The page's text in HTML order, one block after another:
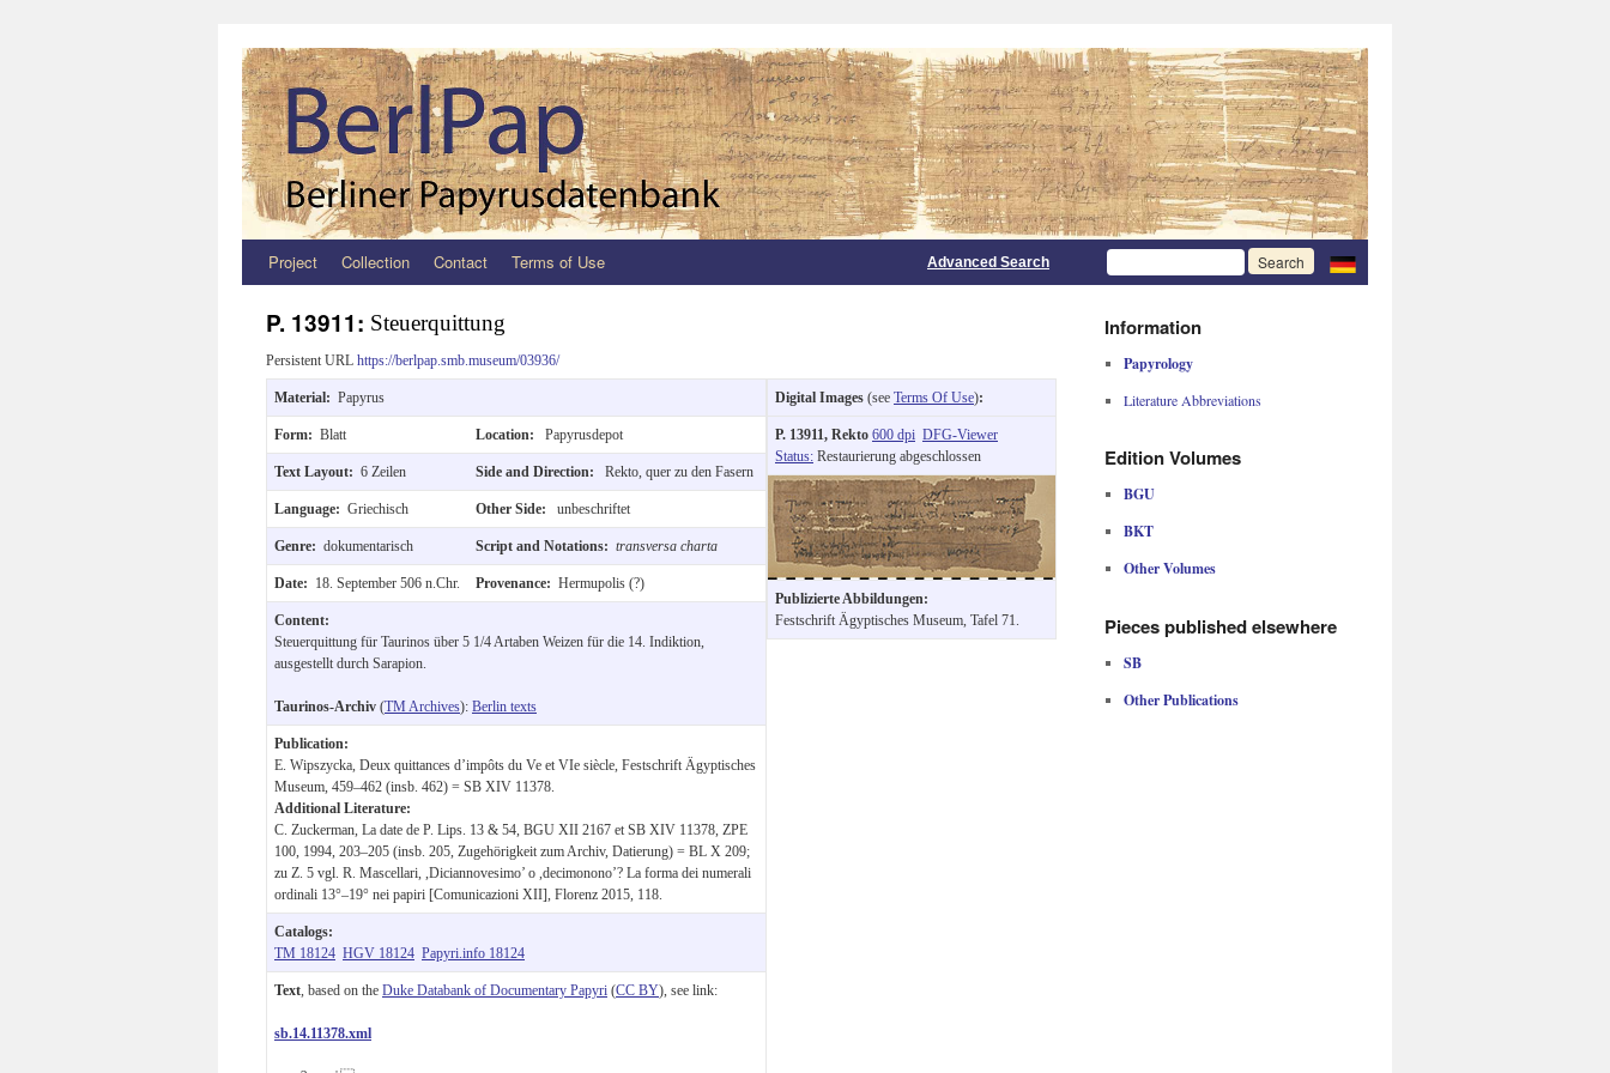
Zum
springen
Project Collection Contact Terms of Use Advanced Search
P. 13911: Steuerquittung
Persistent URL https://berlpap.smb.museum/03936/
Material: Papyrus
Form: Blatt Location: Papyrusdepot
Text Layout: 6 Zeilen Side and Direction: Rekto, quer zu den Fasern
Language: Griechisch Other Side: unbeschriftet
Genre: dokumentarisch Script and Notations: transversa charta
Date: 18. September 506 n.Chr. Provenance: Hermupolis (?)
Content:
Steuerquittung für Taurinos über 5 1/4 Artaben Weizen für die 14. Indiktion,
ausgestellt durch Sarapion.
Taurinos-Archiv (TM Archives): Berlin texts
Publication:
E. Wipszycka, Deux quittances d’impôts du Ve et VIe siècle, Festschrift Ägyptisches
Museum, 459–462 (insb. 462) = SB XIV 11378.
Additional Literature:
C. Zuckerman, La date de P. Lips. 13 & 54, BGU XII 2167 et SB XIV 11378, ZPE
100, 1994, 203–205 (insb. 205, Zugehörigkeit zum Archiv, Datierung) = BL X 209;
zu Z. 5 vgl. R. Mascellari, ,Diciannovesimo’ o ,decimonono’? La forma dei numerali
ordinali 13°–19° nei papiri [Comunicazioni XII], Florenz 2015, 118.
Catalogs:
TM 18124 HGV 18124 Papyri.info 18124
Text , based on the Duke Databank of Documentary Papyri (CC BY), see link:
sb.14.11378.xml
Digital Images (see Terms Of Use):
P. 13911, Rekto 600 dpi DFG-Viewer
Status: Restaurierung abgeschlossen
Publizierte Abbildungen:
Festschrift Ägyptisches Museum, Tafel 71.
Information
Papyrology
Literature Abbreviations
Edition Volumes
BGU
BKT
Other Volumes
Pieces published elsewhere
SB
Other Publications